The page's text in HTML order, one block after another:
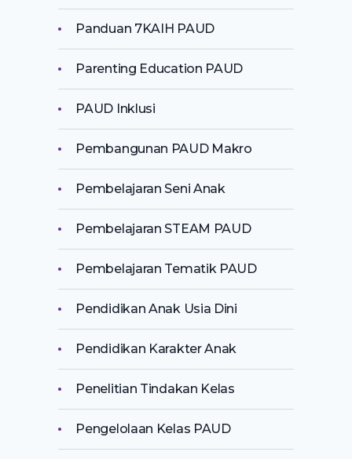
Panduan 7KAIH PAUD
Parenting Education PAUD
PAUD Inklusi
Pembangunan PAUD Makro
Pembelajaran Seni Anak
Pembelajaran STEAM PAUD
Pembelajaran Tematik PAUD
Pendidikan Anak Usia Dini
Pendidikan Karakter Anak
Penelitian Tindakan Kelas
Pengelolaan Kelas PAUD